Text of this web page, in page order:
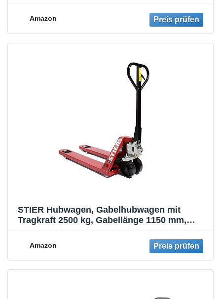
Gabelrollen | Palettenhubwagen
Amazon
STIER Hubwagen, Gabelhubwagen mit
Tragkraft 2500 kg, Gabellänge 1150 mm,
Handhubwagen, Lenkeinschlag von 210°,
wartungsfreie Handhydraulik
Amazon